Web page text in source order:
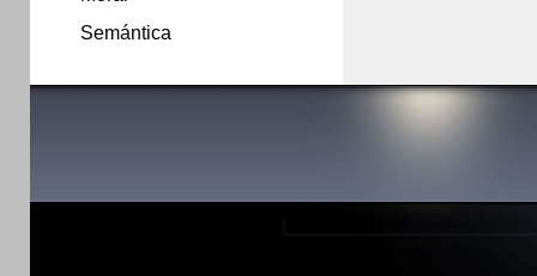
Semántica